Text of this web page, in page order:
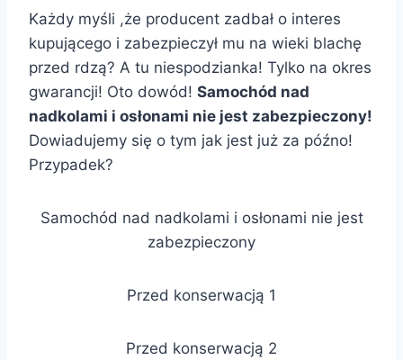
Każdy myśli ,że producent zadbał o interes
kupującego i zabezpieczył mu na wieki blachę
przed rdzą? A tu niespodzianka! Tylko na okres
gwarancji! Oto dowód! Samochód nad
nadkolami i osłonami nie jest zabezpieczony!
Dowiadujemy się o tym jak jest już za późno!
Przypadek?
Samochód nad nadkolami i osłonami nie jest
zabezpieczony
Przed konserwacją 1
Przed konserwacją 2